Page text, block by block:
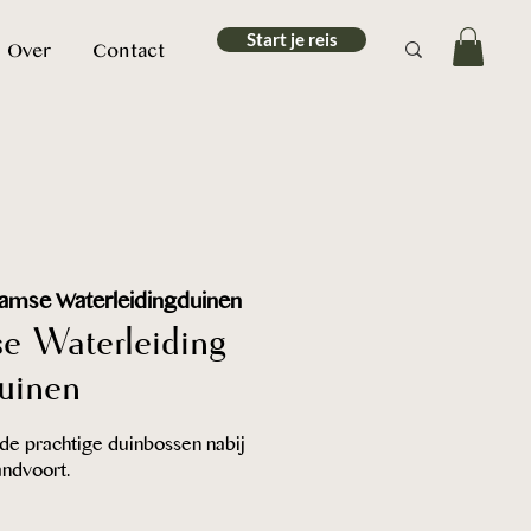
Over Contact Start je reis
Waterleidingduinen
Waterleiding
prachtige duinbossen nabij